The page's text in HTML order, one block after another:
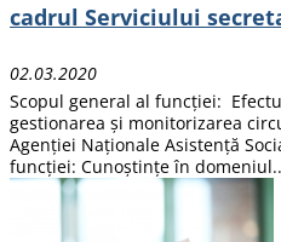
cadrul Serviciului
02.03.2020
Scopul general al funcției:
gestionarea și monitorizarea
Agenției Naționale Asistență
funcției: Cunoștințe în